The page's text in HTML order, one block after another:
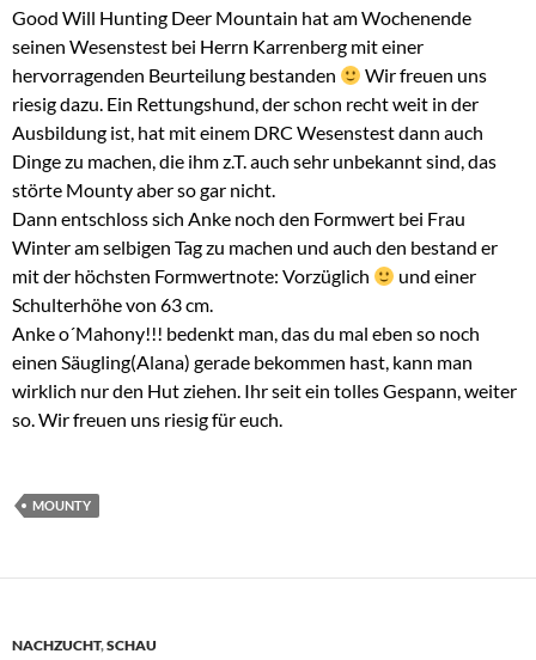
Good Will Hunting Deer Mountain hat am Wochenende
seinen Wesenstest bei Herrn Karrenberg mit einer
hervorragenden Beurteilung bestanden
Wir freuen uns
riesig dazu. Ein Rettungshund, der schon recht weit in der
Ausbildung ist, hat mit einem DRC Wesenstest dann auch
Dinge zu machen, die ihm z.T. auch sehr unbekannt sind, das
störte Mounty aber so gar nicht.
Dann entschloss sich Anke noch den Formwert bei Frau
Winter am selbigen Tag zu machen und auch den bestand er
mit der höchsten Formwertnote: Vorzüglich
und einer
Schulterhöhe von 63 cm.
Anke o´Mahony!!! bedenkt man, das du mal eben so noch
einen Säugling(Alana) gerade bekommen hast, kann man
wirklich nur den Hut ziehen. Ihr seit ein tolles Gespann, weiter
so. Wir freuen uns riesig für euch.
MOUNTY
NACHZUCHT,SCHAU